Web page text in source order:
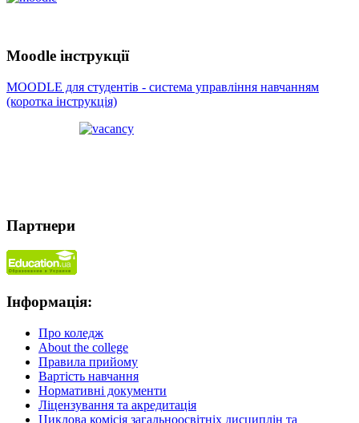
Moodle інструкції
MOODLE для студентів - система управління навчанням
(коротка інструкція)
Партнери
Інформація:
Про коледж
About the college
Правила прийому
Вартість навчання
Нормативні документи
Ліцензування та акредитація
Циклова комісія загальноосвітніх дисциплін та